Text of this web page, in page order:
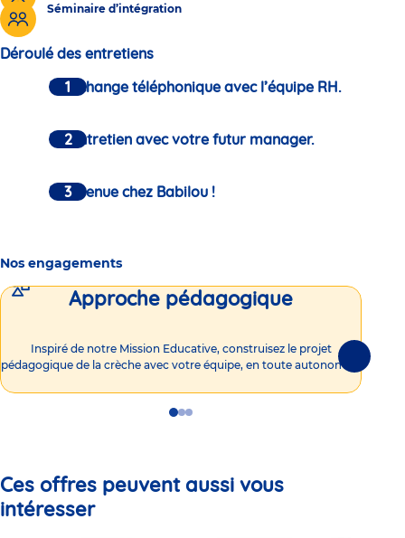
Séminaire d’intégration
Déroulé des entretiens
Un échange téléphonique avec l’équipe RH.
Un entretien avec votre futur manager.
Bienvenue chez Babilou !
Nos engagements
Approche pédagogique
Inspiré de notre Mission Educative, construisez le projet
pédagogique de la crèche avec votre équipe, en toute autonomie !
GoGoGo
Ces offres peuvent aussi vous
intéresser